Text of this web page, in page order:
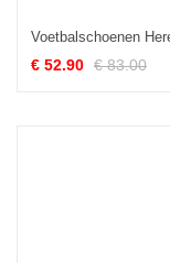
€ 52.90 € 83.00